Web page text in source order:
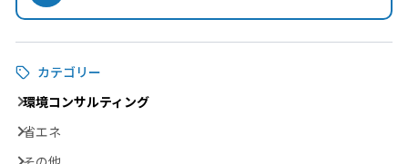
カテゴリー
環境コンサルティング
省エネ